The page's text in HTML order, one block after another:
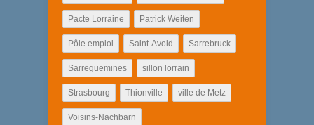
Pacte Lorraine Patrick Weiten
Pôle emploi Saint-Avold Sarrebruck
Sarreguemines sillon lorrain
Strasbourg Thionville ville de Metz
Voisins-Nachbarn